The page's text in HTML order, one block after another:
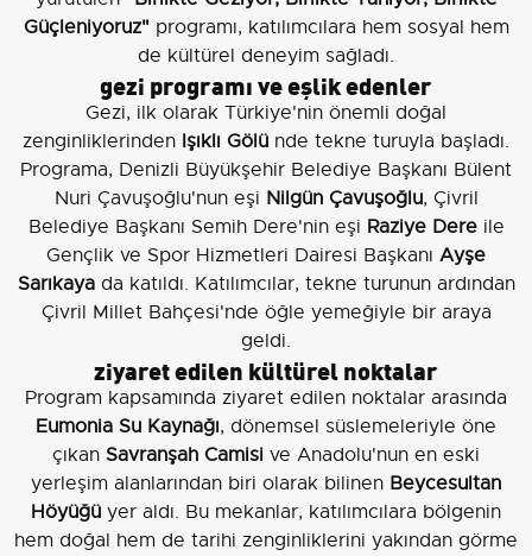
Güçleniyoruz"programı, katılımcılara hem sosyal hem
de kültürel deneyim sağladı.
gezi programı ve eşlik edenler
Gezi, ilk olarak Türkiye'nin önemli doğal
zenginliklerinden Işıklı Gölü nde tekne turuyla başladı.
Programa, Denizli Büyükşehir Belediye Başkanı Bülent
Nuri Çavuşoğlu'nun eşi Nilgün Çavuşoğlu, Çivril
Belediye Başkanı Semih Dere'nin eşi Raziye Dereile
Gençlik ve Spor Hizmetleri Dairesi Başkanı Ayşe
Sarıkayada katıldı. Katılımcılar, tekne turunun ardından
Çivril Millet Bahçesi'nde öğle yemeğiyle bir araya
geldi.
ziyaret edilen kültürel noktalar
Program kapsamında ziyaret edilen noktalar arasında
Eumonia Su Kaynağı, dönemsel süslemeleriyle öne
çıkan Savranşah Camisi ve Anadolu'nun en eski
yerleşim alanlarından biri olarak bilinen Beycesultan
Höyüğü yer aldı. Bu mekanlar, katılımcılara bölgenin
hem doğal hem de tarihi zenginliklerini yakından görme